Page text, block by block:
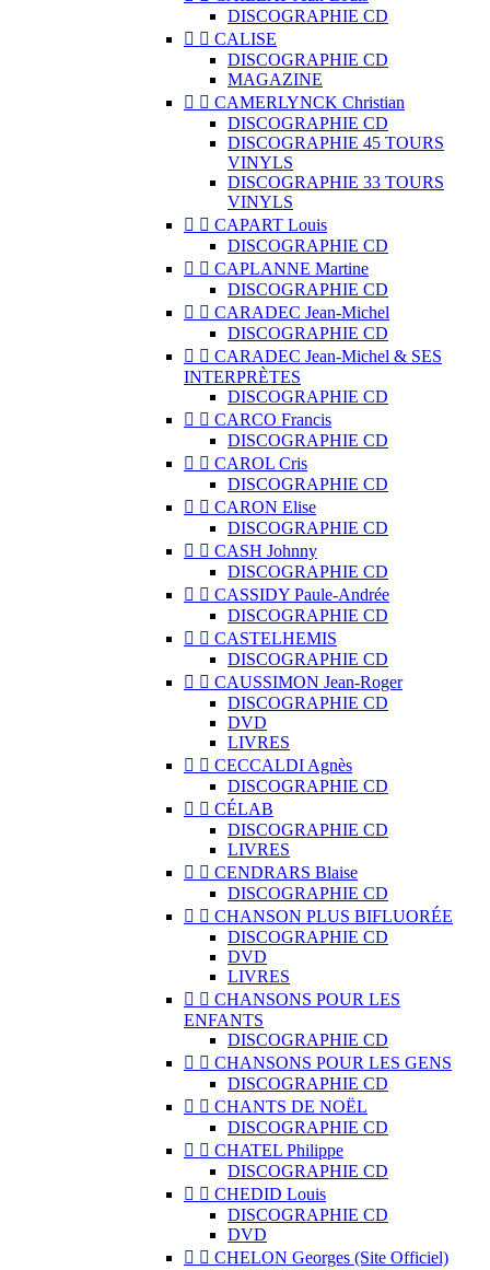
DISCOGRAPHIE CD
  CALISE
DISCOGRAPHIE CD
MAGAZINE
  CAMERLYNCK Christian
DISCOGRAPHIE CD
DISCOGRAPHIE 45 TOURS
VINYLS
DISCOGRAPHIE 33 TOURS
VINYLS
  CAPART Louis
DISCOGRAPHIE CD
  CAPLANNE Martine
DISCOGRAPHIE CD
  CARADEC Jean-Michel
DISCOGRAPHIE CD
  CARADEC Jean-Michel & SES
INTERPRÈTES
DISCOGRAPHIE CD
  CARCO Francis
DISCOGRAPHIE CD
  CAROL Cris
DISCOGRAPHIE CD
  CARON Elise
DISCOGRAPHIE CD
  CASH Johnny
DISCOGRAPHIE CD
  CASSIDY Paule-Andrée
DISCOGRAPHIE CD
  CASTELHEMIS
DISCOGRAPHIE CD
  CAUSSIMON Jean-Roger
DISCOGRAPHIE CD
DVD
LIVRES
  CECCALDI Agnès
DISCOGRAPHIE CD
  CÉLAB
DISCOGRAPHIE CD
LIVRES
  CENDRARS Blaise
DISCOGRAPHIE CD
  CHANSON PLUS BIFLUORÉE
DISCOGRAPHIE CD
DVD
LIVRES
  CHANSONS POUR LES
ENFANTS
DISCOGRAPHIE CD
  CHANSONS POUR LES GENS
DISCOGRAPHIE CD
  CHANTS DE NOËL
DISCOGRAPHIE CD
  CHATEL Philippe
DISCOGRAPHIE CD
  CHEDID Louis
DISCOGRAPHIE CD
DVD
  CHELON Georges (Site Officiel)